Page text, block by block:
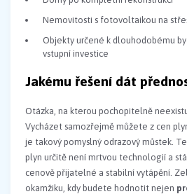
Nemovitosti s fotovoltaikou na
Objekty určené k dlouhodobému
vstupní investice
Jakému řešení dát
Otázka, na kterou pochopitelně
Vycházet samozřejmě můžete z cen
je takový pomyslný odrazový můstek.
plyn určitě není mrtvou technologií a
cenově přijatelné a stabilní vytápění.
okamžiku, kdy budete hodnotit nejen